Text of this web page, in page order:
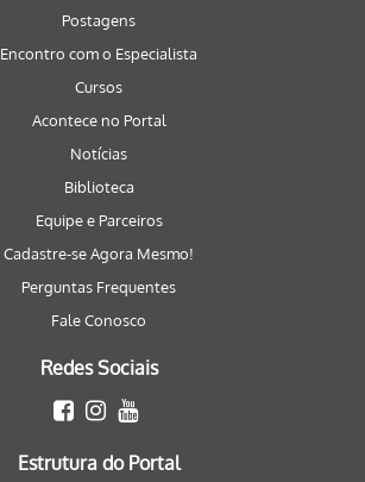
Postagens
Encontro com o Especialista
Cursos
Acontece no Portal
Notícias
Biblioteca
Equipe e Parceiros
Cadastre-se Agora Mesmo!
Perguntas Frequentes
Fale Conosco
Redes Sociais
Estrutura do Portal